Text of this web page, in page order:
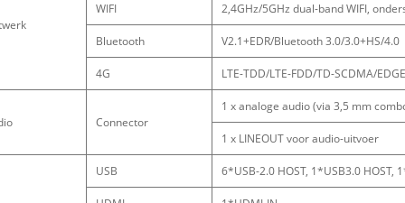
WIFI 2,4GHz/5GHz dual-band WIFI,
Bluetooth V2.1+EDR/Bluetooth 3.0/3.0+HS/4.0
4G LTE-TDD/LTE-FDD/TD-SCDMA/
Connector
1 x analoge audio (via 3,5 mm
1 x LINEOUT voor audio-uitvoer
USB 6*USB-2.0 HOST, 1*USB3.0 HOST,